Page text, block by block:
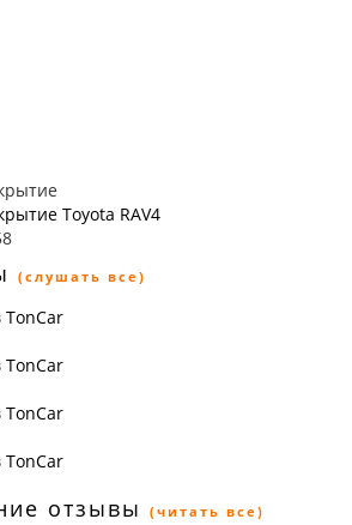
Toyota RAV4
(слушать все)
TonCar
TonCar
TonCar
TonCar
отзывы (читать все)